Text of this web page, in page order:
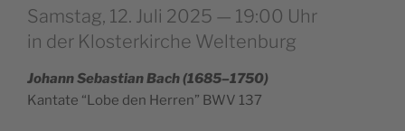
Samstag, 12. Juli 2025 — 19:00 Uhr
in der Klosterkirche Weltenburg
Johann Sebas­tian Bach (1685–1750)
Kan­ta­te “Lobe den Herren” BWV 137